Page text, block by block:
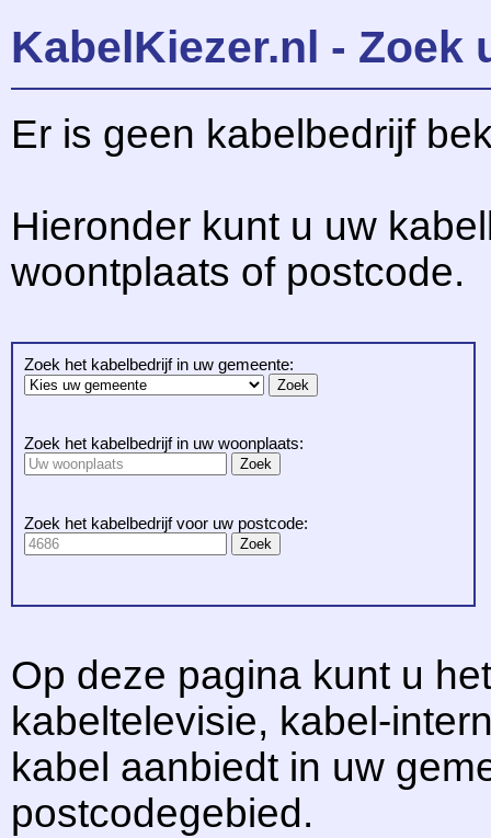
KabelKiezer.nl - Zoek
Er is geen kabelbedrijf
Hieronder kunt u uw
woontplaats of postcode.
Zoek het kabelbedrijf in uw gemeente:
Zoek het kabelbedrijf in uw woonplaats:
Zoek het kabelbedrijf voor uw postcode:
Op deze pagina kunt u
kabeltelevisie, kabel-
kabel aanbiedt in uw
postcodegebied.